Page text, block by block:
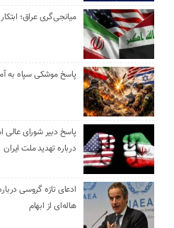
میانجی‌گری عراق؛
پاسخ موشکی سپاه به آمریکا؛ ۸۵ هدف نظامی در
پاسخ دبیر شورای عالی
درباره تهدید ملت ایران
ادعای تازه گروسی
هاله‌ای از ابهام